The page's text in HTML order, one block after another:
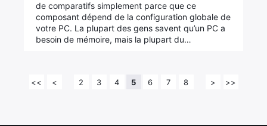
de comparatifs simplement parce que ce
composant dépend de la configuration globale de
votre PC. La plupart des gens savent qu’un PC a
besoin de mémoire, mais la plupart du…
<< < 2 3 4 5 6 7 8 > >>